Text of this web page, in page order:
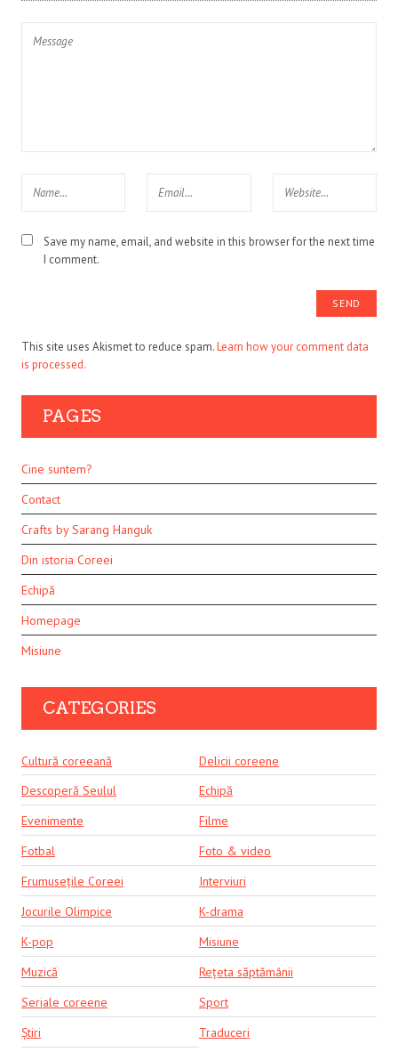
Save my name, email, and website in this browser for the next time
I comment.
This site uses Akismet to reduce spam.Learn how your comment data
is processed.
PAGES
Cine suntem?
Contact
Crafts by Sarang Hanguk
Din istoria Coreei
Echipă
Homepage
Misiune
CATEGORIES
Cultură coreeană
Delicii coreene
Descoperă Seulul
Echipă
Evenimente
Filme
Fotbal
Foto & video
Frumusețile Coreei
Interviuri
Jocurile Olimpice
K-drama
K-pop
Misiune
Muzică
Rețeta săptămânii
Seriale coreene
Sport
Știri
Traduceri